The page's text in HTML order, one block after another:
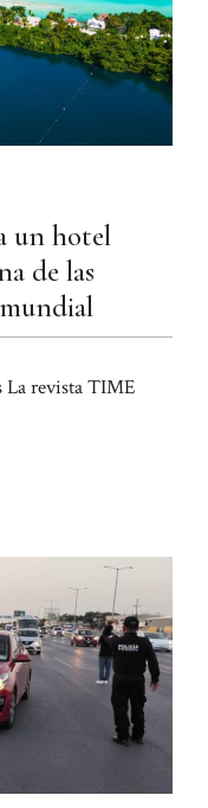
un hotel
de las
La revista TIME